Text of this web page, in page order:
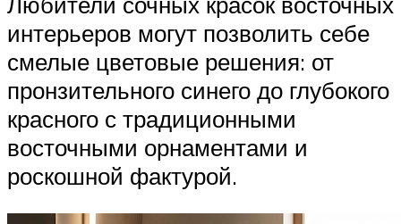
интерьеров могут позволить себе
смелые цветовые решения: от
пронзительного синего до глубокого
красного с традиционными
восточными орнаментами и
роскошной фактурой.